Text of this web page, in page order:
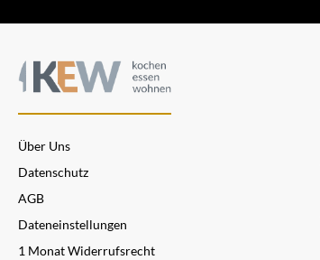
Über Uns
Datenschutz
AGB
Dateneinstellungen
1 Monat Widerrufsrecht